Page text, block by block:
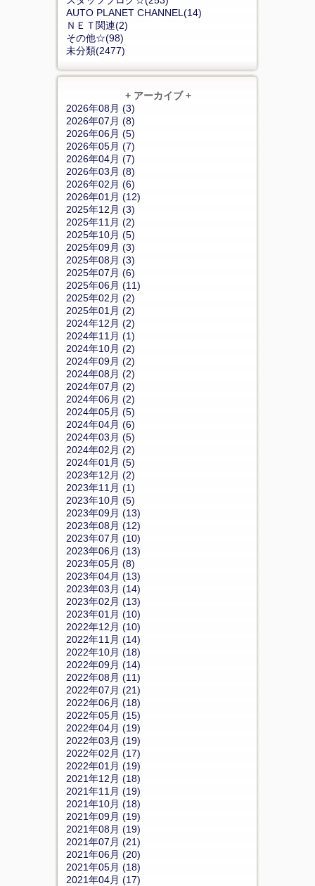
AUTO PLANET CHANNEL(14)
ＮＥＴ関連(2)
その他☆(98)
未分類(2477)
+ アーカイブ +
2026年08月 (3)
2026年07月 (8)
2026年06月 (5)
2026年05月 (7)
2026年04月 (7)
2026年03月 (8)
2026年02月 (6)
2026年01月 (12)
2025年12月 (3)
2025年11月 (2)
2025年10月 (5)
2025年09月 (3)
2025年08月 (3)
2025年07月 (6)
2025年06月 (11)
2025年02月 (2)
2025年01月 (2)
2024年12月 (2)
2024年11月 (1)
2024年10月 (2)
2024年09月 (2)
2024年08月 (2)
2024年07月 (2)
2024年06月 (2)
2024年05月 (5)
2024年04月 (6)
2024年03月 (5)
2024年02月 (2)
2024年01月 (5)
2023年12月 (2)
2023年11月 (1)
2023年10月 (5)
2023年09月 (13)
2023年08月 (12)
2023年07月 (10)
2023年06月 (13)
2023年05月 (8)
2023年04月 (13)
2023年03月 (14)
2023年02月 (13)
2023年01月 (10)
2022年12月 (10)
2022年11月 (14)
2022年10月 (18)
2022年09月 (14)
2022年08月 (11)
2022年07月 (21)
2022年06月 (18)
2022年05月 (15)
2022年04月 (19)
2022年03月 (19)
2022年02月 (17)
2022年01月 (19)
2021年12月 (18)
2021年11月 (19)
2021年10月 (18)
2021年09月 (19)
2021年08月 (19)
2021年07月 (21)
2021年06月 (20)
2021年05月 (18)
2021年04月 (17)